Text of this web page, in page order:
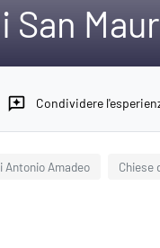
San
reviews Condividere
Antonio Amadeo Chiese